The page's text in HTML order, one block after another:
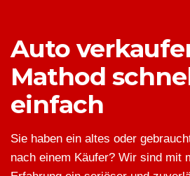
Auto
Mathod
einfach
Sie haben ein altes oder
nach einem Käufer? Wir sind mit